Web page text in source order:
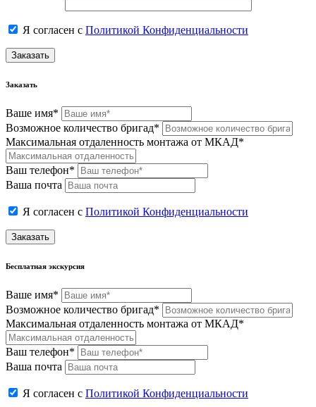
Я согласен с Политикой Конфиденциальности
Заказать
Заказать
Ваше имя*
Возможное количество бригад*
Максимальная отдаленность монтажа от МКАД*
Ваш телефон*
Ваша почта
Я согласен с Политикой Конфиденциальности
Заказать
Бесплатная экскурсия
Ваше имя*
Возможное количество бригад*
Максимальная отдаленность монтажа от МКАД*
Ваш телефон*
Ваша почта
Я согласен с Политикой Конфиденциальности